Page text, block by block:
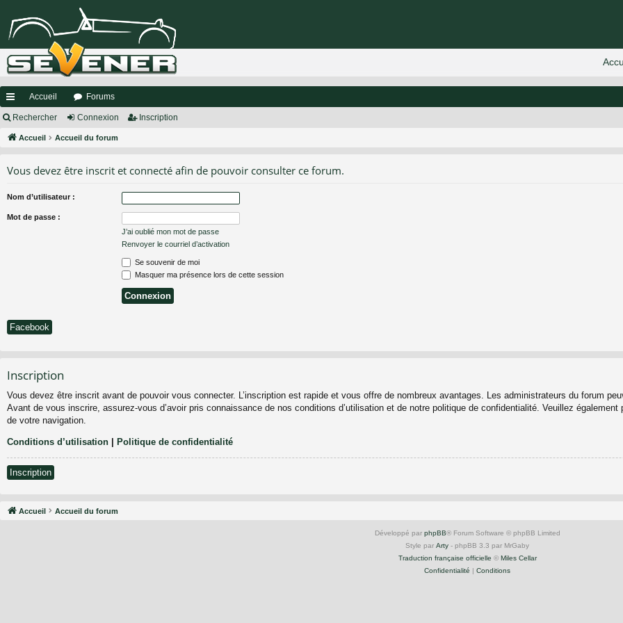
ac
co
s
Accueil Forums
Rechercher Connexion Inscription
Accueil Accueil du forum
Vous devez être inscrit et connecté afin de pouvoir consulter ce forum.
Nom d’utilisateur :
Mot de passe :
J’ai oublié mon mot de passe
Renvoyer le courriel d’activation
Se souvenir de moi
Masquer ma présence lors de cette session
Facebook
Inscription
Vous devez être inscrit avant de pouvoir vous connecter. L’inscription est rapide et vous offre de nombreux avantages. Les administrateurs du forum
Avant de vous inscrire, assurez-vous d’avoir pris connaissance de nos conditions d’utilisation et de notre politique de confidentialité. Veuillez
de votre navigation.
Conditions d’utilisation | Politique de confidentialité
Inscription
Accueil Accueil du forum
Développé par phpBB® Forum Software © phpBB Limited
Style par Arty - phpBB 3.3 par MrGaby
Traduction française officielle © Miles Cellar
Confidentialité | Conditions